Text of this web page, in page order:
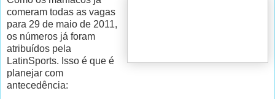
comeram todas as vagas
para 29 de maio de 2011,
os números já foram
atribuídos pela
LatinSports. Isso é que é
planejar com
antecedência: